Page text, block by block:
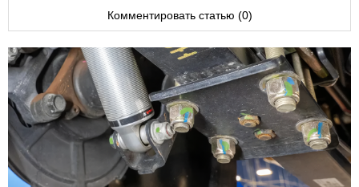
Комментировать статью (0)